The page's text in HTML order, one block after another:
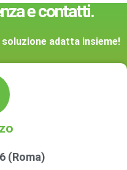
e contatti.
adatta insieme!
(Roma)